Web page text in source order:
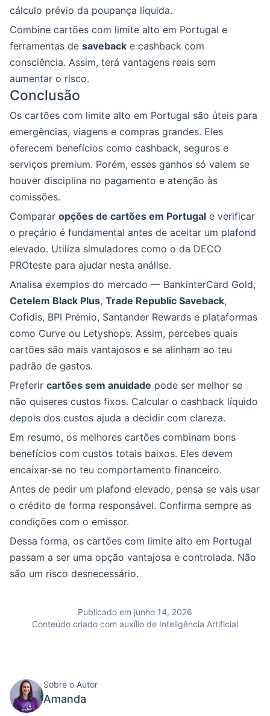
cálculo prévio da poupança líquida.
Combine cartões com limite alto em Portugal e
ferramentas de saveback e cashback com
consciência. Assim, terá vantagens reais sem
aumentar o risco.
Conclusão
Os cartões com limite alto em Portugal são úteis para
emergências, viagens e compras grandes. Eles
oferecem benefícios como cashback, seguros e
serviços premium. Porém, esses ganhos só valem se
houver disciplina no pagamento e atenção às
comissões.
Comparar opções de cartões em Portugal e verificar
o preçário é fundamental antes de aceitar um plafond
elevado. Utiliza simuladores como o da DECO
PROteste para ajudar nesta análise.
Analisa exemplos do mercado — BankinterCard Gold,
Cetelem Black Plus, Trade Republic Saveback,
Cofidis, BPI Prémio, Santander Rewards e plataformas
como Curve ou Letyshops. Assim, percebes quais
cartões são mais vantajosos e se alinham ao teu
padrão de gastos.
Preferir cartões sem anuidade pode ser melhor se
não quiseres custos fixos. Calcular o cashback líquido
depois dos custos ajuda a decidir com clareza.
Em resumo, os melhores cartões combinam bons
benefícios com custos totais baixos. Eles devem
encaixar-se no teu comportamento financeiro.
Antes de pedir um plafond elevado, pensa se vais usar
o crédito de forma responsável. Confirma sempre as
condições com o emissor.
Dessa forma, os cartões com limite alto em Portugal
passam a ser uma opção vantajosa e controlada. Não
são um risco desnecessário.
Publicado em junho 14, 2026
Conteúdo criado com auxílio de Inteligência Artificial
Sobre o Autor
Amanda